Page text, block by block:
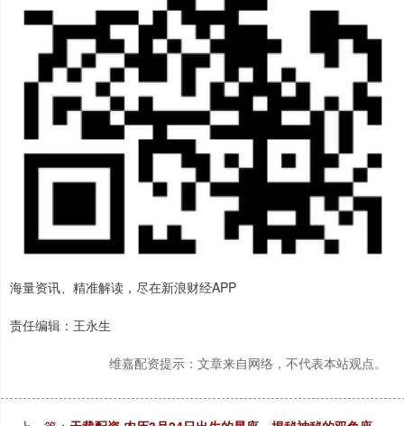
海量资讯、精准解读，尽在新浪财经APP
责任编辑：王永生
维嘉配资提示：文章来自网络，不代表本站观点。